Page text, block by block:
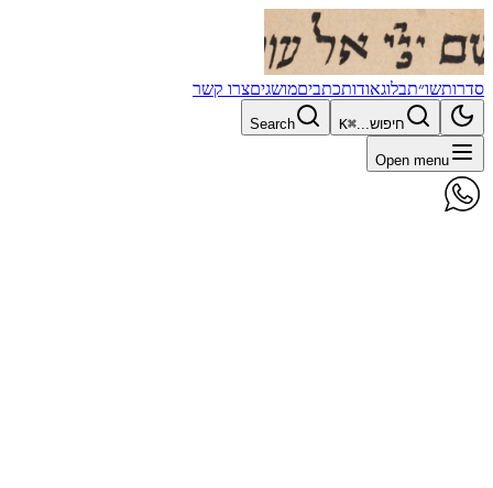
סדרותשו״תבלוגאודותכתביםמושגיםצרו קשר
חיפוש...⌘K
Search
Open menu